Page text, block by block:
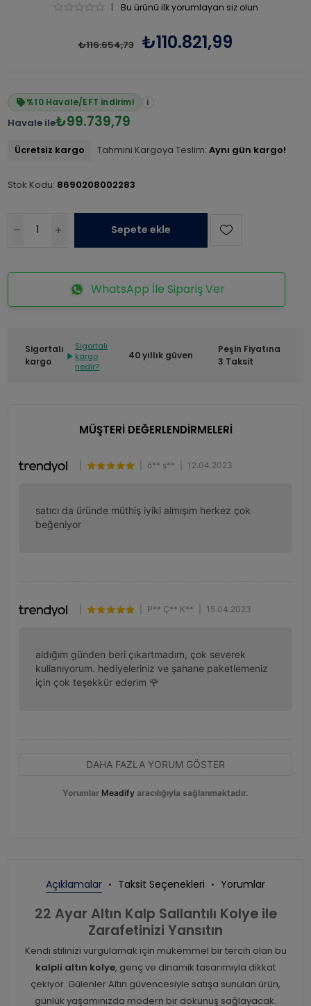
| Bu ürünü ilk yorumlayan siz olun
₺116.654,73 ₺110.821,99
%10 Havale/EFT indirimi i
Havale ile₺99.739,79
Ücretsiz kargo Tahmini Kargoya Teslim: Aynı gün kargo!
Stok Kodu: 8690208002283
Sepete ekle
WhatsApp İle Sipariş Ver
Sigortalı
kargo
Sigortalı
kargo
nedir?
40 yıllık güven
Peşin Fiyatına
3 Taksit
MÜŞTERİ DEĞERLENDİRMELERİ
ö** ş** 12.04.2023
satıcı da üründe müthiş iyiki almışım herkez çok
beğeniyor
P** Ç** K** 15.04.2023
aldığım günden beri çıkartmadım, çok severek
kullanıyorum. hediyeleriniz ve şahane paketlemeniz
için çok teşekkür ederim 🌹
DAHA FAZLA YORUM GÖSTER
Yorumlar Meadify aracılığıyla sağlanmaktadır.
Açıklamalar Taksit Seçenekleri Yorumlar
22 Ayar Altın Kalp Sallantılı Kolye ile
Zarafetinizi Yansıtın
Kendi stilinizi vurgulamak için mükemmel bir tercih olan bu
kalpli altın kolye, genç ve dinamik tasarımıyla dikkat
çekiyor. Gülenler Altın güvencesiyle satışa sunulan ürün,
günlük yaşamınızda modern bir dokunuş sağlayacak.